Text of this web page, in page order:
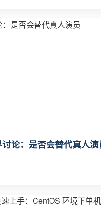
论：是否会替代真人演